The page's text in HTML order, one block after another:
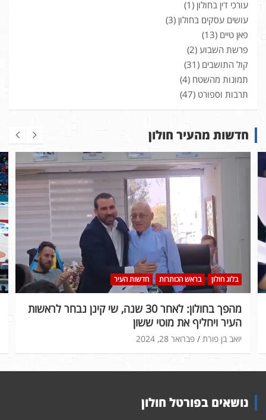
עורכי דין בחולון (1)
עושים עסקים בחולון (3)
פאן טיים (13)
פרשת השבוע (2)
קול התושבים (31)
תמונות מהשטח (4)
תרבות וספורט (47)
חדשות מהעיר חולון
בלוג חולון בראש הכותרות חדשות העיר
מהפך בחולון: לאחר 30 שנה, שי קינן נבחר לראשות
העיר ויחליף את מוטי ששון
פברואר 28, 2024 יואב בן פורת
נושאים בפורטל חולון